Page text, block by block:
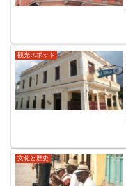
観光スポット
文化と歴史